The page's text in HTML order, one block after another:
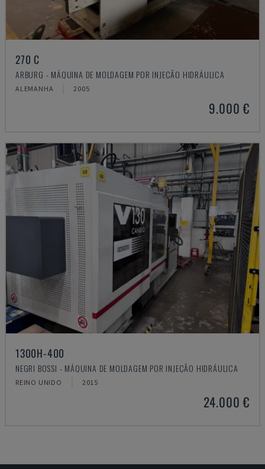
270 C
ARBURG - MÁQUINA DE MOLDAGEM POR INJEÇÃO HIDRÁULICA
ALEMANHA 2005
9.000 €
1300H-400
NEGRI BOSSI - MÁQUINA DE MOLDAGEM POR INJEÇÃO HIDRÁULICA
REINO UNIDO 2015
24.000 €